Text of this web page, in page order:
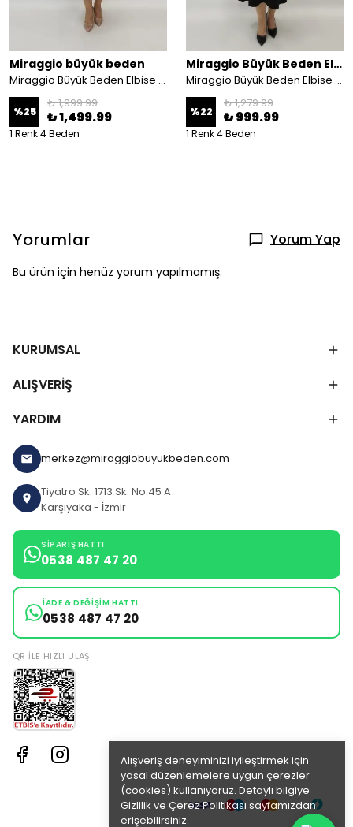
Alışveriş deneyiminizi iyileştirmek için
yasal düzenlemelere uygun çerezler
(cookies) kullanıyoruz. Detaylı bilgiye
Gizlilik ve Çerez Politikası sayfamızdan
erişebilirsiniz.
Miraggio büyük beden
Miraggio Büyük Beden Elbise 99098 KAHVE/YEŞİL
%25
₺ 1,999.99
₺ 1,499.99
1 Renk 4 Beden
Miraggio Büyük Beden Elbise
Miraggio Büyük Beden Elbise 4211 SİYAH
%22
₺ 1,279.99
₺ 999.99
1 Renk 4 Beden
Yorumlar Yorum Yap
Bu ürün için henüz yorum yapılmamış.
KURUMSAL
ALIŞVERİŞ
YARDIM
merkez@miraggiobuyukbeden.com
Tiyatro Sk: 1713 Sk: No:45 A
Karşıyaka - İzmir
SIPARIŞ HATTI
0538 487 47 20
İADE & DEĞIŞIM HATTI
0538 487 47 20
QR ILE HIZLI ULAŞ